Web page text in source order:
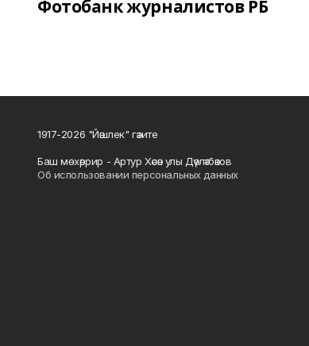
Фотобанк журналистов РБ
1917-2026 "Йәшлек" гәзите
Баш мөхәррир - Артур Хәсән улы Дәүләтбәков
Об использовании персональных данных